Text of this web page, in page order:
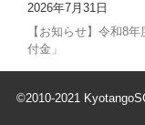
2026年7月31日
【お知らせ】令和8
付金」
©2010-2021